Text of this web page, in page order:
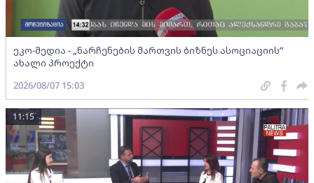
ეკო-მედია - „ნარჩენების მართვის ბიზნეს ასოციაციის”
ახალი პროექტი
2026/08/07 15:03
11:15